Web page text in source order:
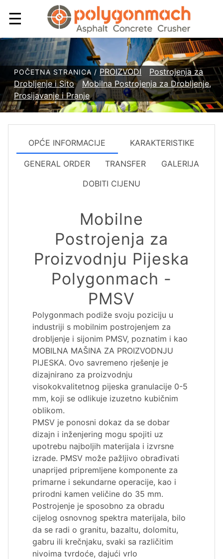
☰
POČETNA STRANICA / PROIZVODI
Postrojenja za
Drobljenje i Sito/ Mobilna Postrojenja za Drobljenje,
Prosijavanje i Pranje/
OPĆE INFORMACIJE
Mobilne
Postrojenja za
Proizvodnju Pijeska
Polygonmach -
PMSV
Polygonmach podiže svoju poziciju u
industriji s mobilnim postrojenjem za
drobljenje i sijonim PMSV, poznatim i kao
MOBILNA MAŠINA ZA PROIZVODNJU
PIJESKA. Ovo savremeno rješenje je
dizajnirano za proizvodnju
visokokvalitetnog pijeska granulacije 0-5
mm, koji se odlikuje izuzetno kubičnim
oblikom.
PMSV je ponosni dokaz da se dobar
dizajn i inženjering mogu spojiti uz
upotrebu najboljih materijala i izvrsne
izrade. PMSV može pažljivo obrađivati
unaprijed pripremljene komponente za
primarne i sekundarne operacije, kao i
prirodni kamen veličine do 35 mm.
Postrojenje je sposobno za obradu
cijelog osnovnog spektra materijala, bilo
da se radi o granitu, bazaltu, dolomitu,
gabru ili krečnjaku, svaki sa različitim
nivoima tvrdoće, dajući vrlo
KARAKTERISTIKE
GENERAL ORDER TRANSFER
GALERIJA
DOBITI CIJENU